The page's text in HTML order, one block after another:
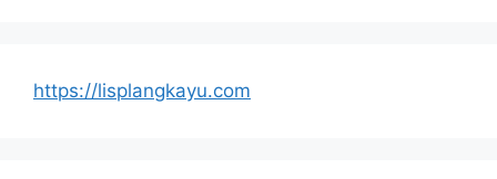
https://lisplangkayu.com